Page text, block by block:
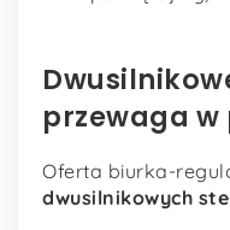
przewaga
Oferta biurka-
dwusilnikowych